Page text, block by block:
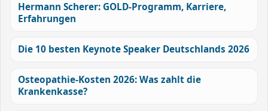
Hermann Scherer: GOLD-Programm, Karriere,
Erfahrungen
Die 10 besten Keynote Speaker Deutschlands 2026
Osteopathie-Kosten 2026: Was zahlt die
Krankenkasse?